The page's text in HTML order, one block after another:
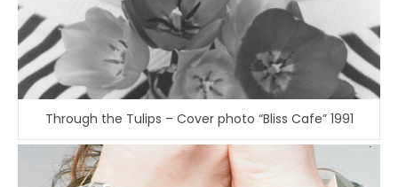
Through the Tulips – Cover photo “Bliss Cafe” 1991